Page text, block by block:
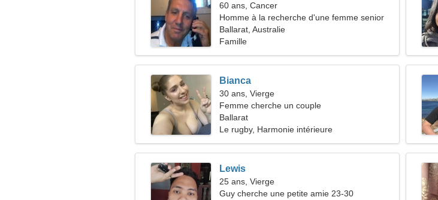
60 ans, Cancer
Homme à la recherche d'une femme senior
Ballarat, Australie
Famille
Bianca
30 ans, Vierge
Femme cherche un couple
Ballarat
Le rugby, Harmonie intérieure
Lewis
25 ans, Vierge
Guy cherche une petite amie 23-30